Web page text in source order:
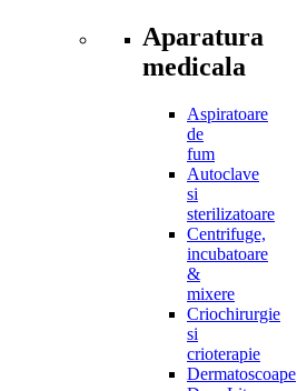
Aparatura
medicala
Aspiratoare
de
fum
Autoclave
si
sterilizatoare
Centrifuge,
incubatoare
&
mixere
Criochirurgie
si
crioterapie
Dermatoscoape